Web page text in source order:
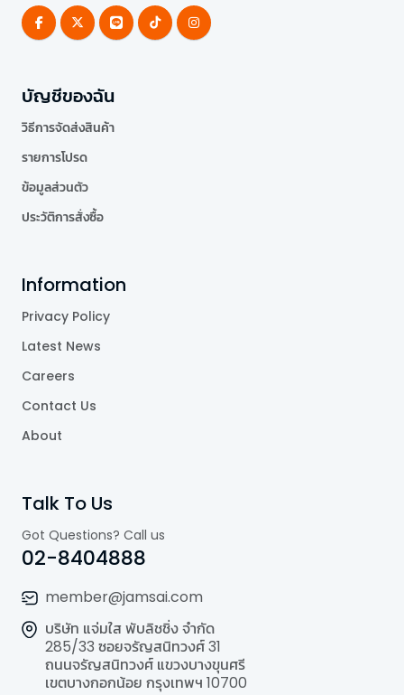
บัญชีของฉัน
วิธีการจัดส่งสินค้า
รายการโปรด
ข้อมูลส่วนตัว
ประวัติการสั่งซื้อ
Information
Privacy Policy
Latest News
Careers
Contact Us
About
Talk To Us
Got Questions? Call us
02-8404888
member@jamsai.com
บริษัท แจ่มใส พับลิชชิ่ง จำกัด
285/33 ซอยจรัญสนิทวงศ์ 31
ถนนจรัญสนิทวงศ์ แขวงบางขุนศรี
เขตบางกอกน้อย กรุงเทพฯ 10700